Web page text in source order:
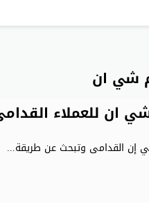
شي ان
إن القدامى وتبحث عن طريقة...